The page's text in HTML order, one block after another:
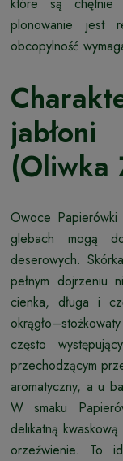
plonowanie jest
obcopylność
(Oliwka
Owoce
glebach mogą
deserowych.
pełnym dojrzeniu
cienka, długa i
często
przechodzącym
aromatyczny, a u
W smaku
delikatną
orzeźwienie. To